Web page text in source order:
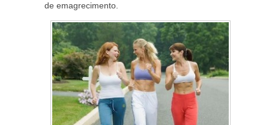
de emagrecimento.